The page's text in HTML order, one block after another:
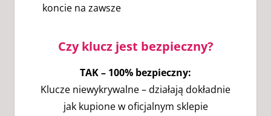
koncie na zawsze
Czy klucz jest bezpieczny?
TAK – 100% bezpieczny:
Klucze niewykrywalne – działają dokładnie
jak kupione w oficjalnym sklepie